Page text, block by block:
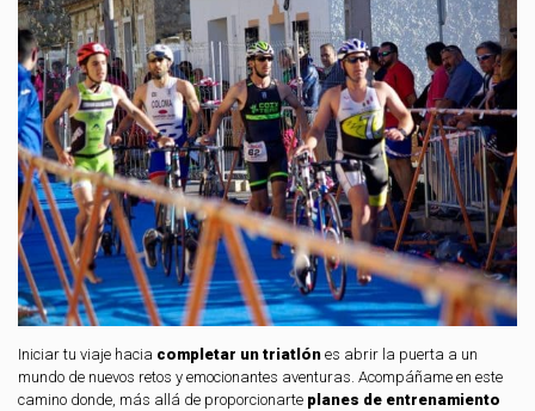
Iniciar tu viaje hacia completar un triatlón es abrir la puerta a un
mundo de nuevos retos y emocionantes aventuras. Acompáñame en este
camino donde, más allá de proporcionarte planes de entrenamiento